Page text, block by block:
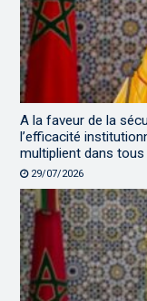
A la faveur de la
l’efficacité
multiplient dans tous
29/07/2026